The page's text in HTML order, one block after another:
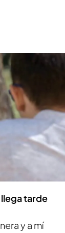
a pasar en
la
que
levantaría
para
tarde
y a mí